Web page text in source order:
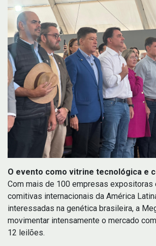
O evento como vitrine tecnológica e
Com mais de 100 empresas expositoras
comitivas internacionais da América
interessadas na genética brasileira, a
movimentar intensamente o mercado
12 leilões.